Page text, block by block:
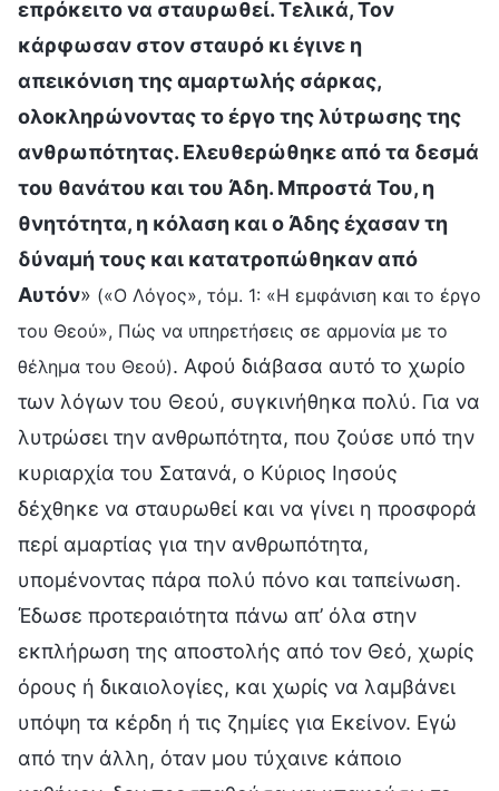
επρόκειτο να σταυρωθεί. Τελικά, Τον
κάρφωσαν στον σταυρό κι έγινε η
απεικόνιση της αμαρτωλής σάρκας,
ολοκληρώνοντας το έργο της λύτρωσης της
ανθρωπότητας. Ελευθερώθηκε από τα δεσμά
του θανάτου και του Άδη. Μπροστά Του, η
θνητότητα, η κόλαση και ο Άδης έχασαν τη
δύναμή τους και κατατροπώθηκαν από
Αυτόν» («Ο Λόγος», τόμ. 1: «Η εμφάνιση και το έργο
του Θεού», Πώς να υπηρετήσεις σε αρμονία με το
θέλημα του Θεού). Αφού διάβασα αυτό το χωρίο
των λόγων του Θεού, συγκινήθηκα πολύ. Για να
λυτρώσει την ανθρωπότητα, που ζούσε υπό την
κυριαρχία του Σατανά, ο Κύριος Ιησούς
δέχθηκε να σταυρωθεί και να γίνει η προσφορά
περί αμαρτίας για την ανθρωπότητα,
υπομένοντας πάρα πολύ πόνο και ταπείνωση.
Έδωσε προτεραιότητα πάνω απ’ όλα στην
εκπλήρωση της αποστολής από τον Θεό, χωρίς
όρους ή δικαιολογίες, και χωρίς να λαμβάνει
υπόψη τα κέρδη ή τις ζημίες για Εκείνον. Εγώ
από την άλλη, όταν μου τύχαινε κάποιο